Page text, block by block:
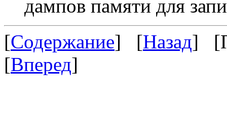
дампов памяти для
[Содержание] [Назад] [
[Вперед]